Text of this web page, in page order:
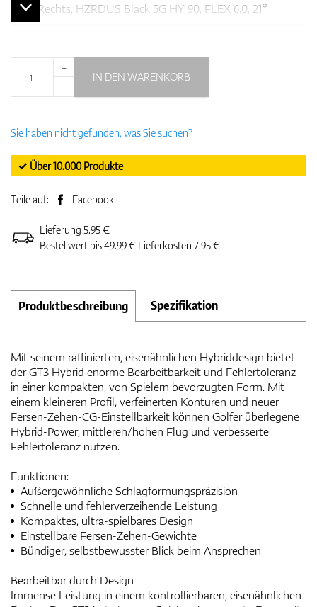
Rechts, HZRDUS Black 5G HY 90, FLEX 6.0, 21°
+
-
IN DEN WARENKORB
Sie haben nicht gefunden, was Sie suchen?
✓ Über 10.000 Produkte
Teile auf: Facebook
Lieferung 5.95 €
Bestellwert bis 49.99 € Lieferkosten 7.95 €
Produktbeschreibung Spezifikation
Mit seinem raffinierten, eisenähnlichen Hybriddesign bietet
der GT3 Hybrid enorme Bearbeitbarkeit und Fehlertoleranz
in einer kompakten, von Spielern bevorzugten Form. Mit
einem kleineren Profil, verfeinerten Konturen und neuer
Fersen-Zehen-CG-Einstellbarkeit können Golfer überlegene
Hybrid-Power, mittleren/hohen Flug und verbesserte
Fehlertoleranz nutzen.
Funktionen:
Außergewöhnliche Schlagformungspräzision
Schnelle und fehlerverzeihende Leistung
Kompaktes, ultra-spielbares Design
Einstellbare Fersen-Zehen-Gewichte
Bündiger, selbstbewusster Blick beim Ansprechen
Bearbeitbar durch Design
Immense Leistung in einem kontrollierbaren, eisenähnlichen